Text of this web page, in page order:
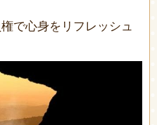
で心身をリフレッシュ